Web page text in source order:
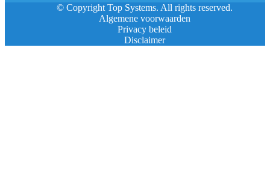
© Copyright Top Systems. All rights reserved.
Algemene voorwaarden
Privacy beleid
Disclaimer